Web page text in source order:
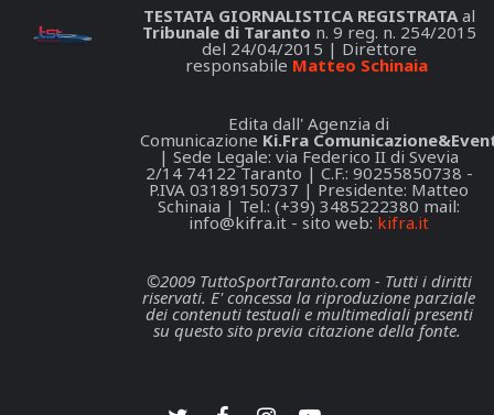
TESTATA GIORNALISTICA REGISTRATAal
Tribunale di Taranto n. 9 reg. n. 254/2015
del 24/04/2015 | Direttore
responsabile Matteo Schinaia
Edita dall' Agenzia di
Comunicazione Ki.Fra
| Sede Legale: via Federico II di Svevia
2/14 74122 Taranto | C.F.: 90255850738 -
P.IVA 03189150737 | Presidente: Matteo
Schinaia | Tel.: (+39) 3485222380 mail:
info@kifra.it - sito web: kifra.it
©2009 TuttoSportTaranto.com - Tutti i diritti
riservati. E' concessa la riproduzione parziale
dei contenuti testuali e multimediali presenti
su questo sito previa citazione della fonte.